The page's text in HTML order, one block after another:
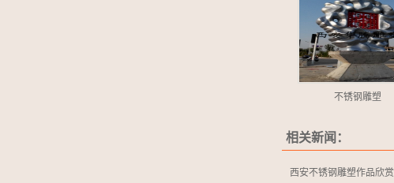
不锈钢雕塑
相关新闻：
西安不锈钢雕塑作品欣赏